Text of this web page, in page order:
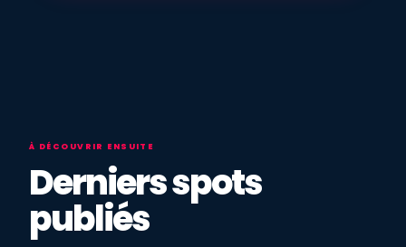
À DÉCOUVRIR ENSUITE
Derniers spots
publiés